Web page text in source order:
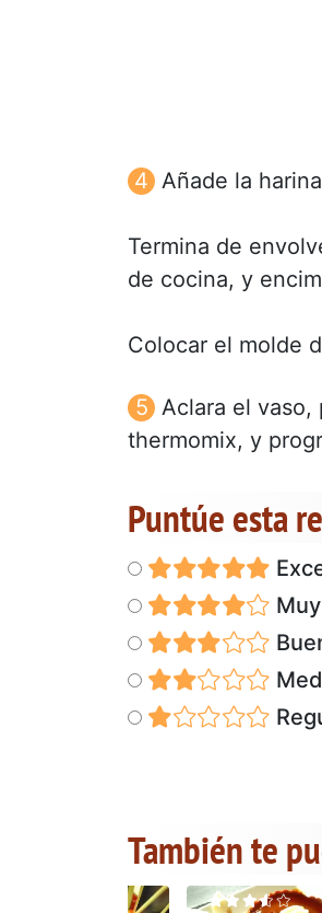
Añade la
Termina de
de cocina, y
Colocar el molde
Aclara el vaso,
thermomix, y
Puntúe esta
También te